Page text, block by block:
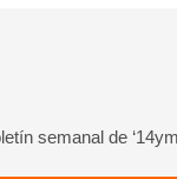
semanal de